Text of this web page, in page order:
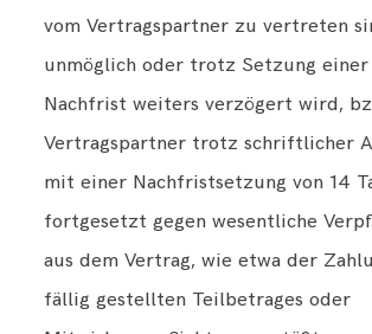
vom Vertragspartner zu vertreten
unmöglich oder trotz Setzung einer
Nachfrist weiters verzögert wird,
Vertragspartner trotz schriftlicher
mit einer Nachfristsetzung von 14
fortgesetzt gegen wesentliche
aus dem Vertrag, wie etwa der
fällig gestellten Teilbetrages oder